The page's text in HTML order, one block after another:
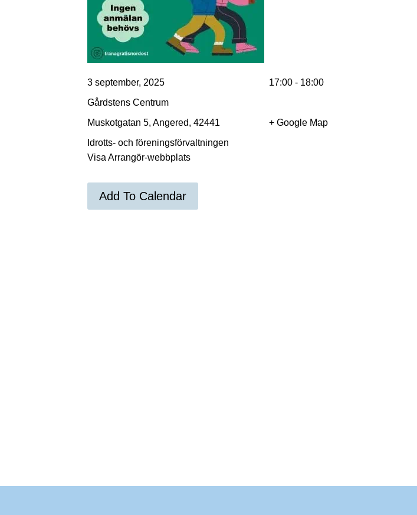
3 september, 2025
17:00 - 18:00
Gårdstens Centrum
Muskotgatan 5, Angered, 42441
+ Google Map
Idrotts- och föreningsförvaltningen
Visa Arrangör-webbplats
Add To Calendar